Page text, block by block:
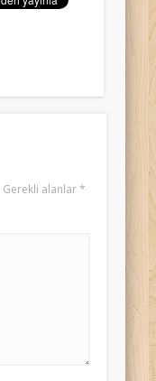
Gerekli alanlar*